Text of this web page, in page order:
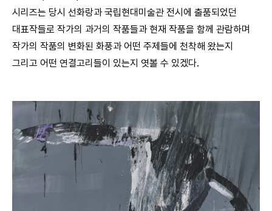
시리즈는 당시 선화랑과 국립현대미술관 전시에 출품되었던
대표작들로 작가의 과거의 작품들과 현재 작품을 함께 관람하며
작가의 작품의 변화된 화풍과 어떤 주제들에 천착해 왔는지
그리고 어떤 연결고리들이 있는지 엿볼 수 있겠다.